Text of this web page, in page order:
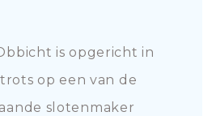
is opgericht in
op een van de
slotenmaker